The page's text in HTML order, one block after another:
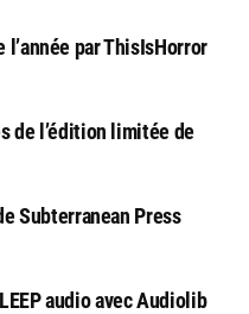
l’année par ThisIsHorror
de l’édition limitée de
Subterranean Press
audio avec Audiolib